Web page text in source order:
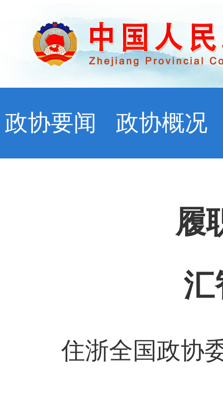
政协要闻 政协概况
履
汇
住浙全国政协